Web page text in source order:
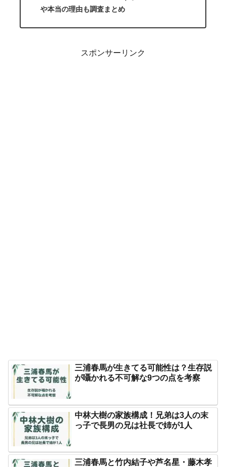
や本当の理由も調査まとめ
スポンサーリンク
三浦春馬が生きてる可能性は？生存説
が囁かれる不可解な9つの点を考察
中林大樹の家族構成！兄弟は3人の末
っ子で長男の兄は社長で姉が1人
三浦春馬と竹内結子や芦名星・藤木孝